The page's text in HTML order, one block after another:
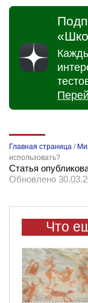
Главная страница /
использовать?
Статья
Обновлено
Что